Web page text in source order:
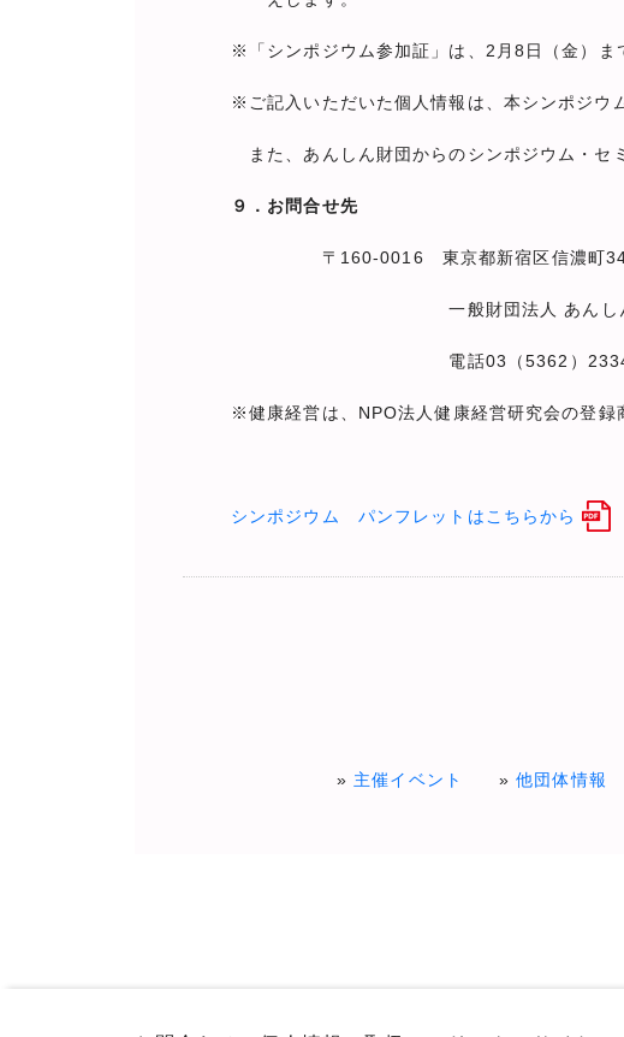
※「シンポジウム参加証」は、2月8日（金）ま
※ご記入いただいた個人情報は、本シンポジ
また、あんしん財団からのシンポジウム・セ
９．お問合せ先
〒160-0016 東京都新宿区信濃町34
一般財団法人 あんしん財団 メン
電話03（5362）2334（受付時間：
※健康経営は、NPO法人健康経営研究会の登録
シンポジウム パンフレットはこちらから
主催イベント 他団体情報